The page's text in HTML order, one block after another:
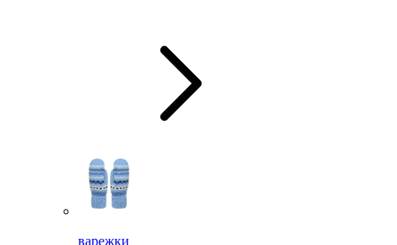
варежки